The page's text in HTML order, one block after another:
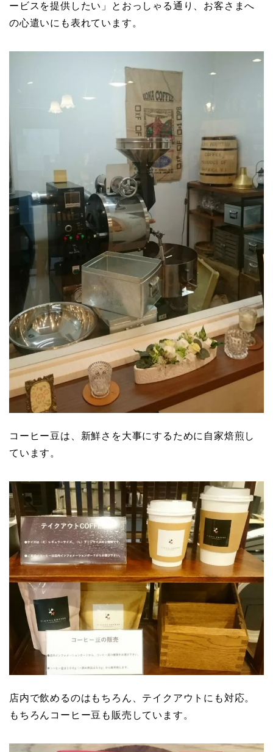
ービスを提供したい」とおっしゃる通り、お客さまへ
の心遣いにも表れています。
コーヒー豆は、新鮮さを大事にするために自家焙煎し
ています。
店内で飲めるのはもちろん、テイクアウトにも対応。
もちろんコーヒー豆も販売しています。